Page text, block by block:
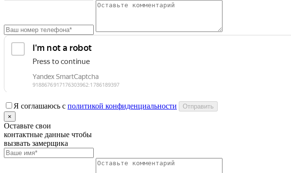
Я соглашаюсь с политикой конфиденциальности
×
Оставьте свои
контактные данные чтобы
вызвать замерщика